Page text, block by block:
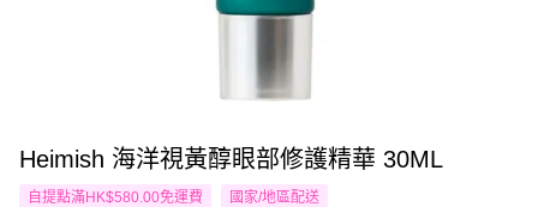
Heimish 海洋視黃醇眼部修護精華 30ML
自提點滿HK$580.00免運費 國家/地區配送